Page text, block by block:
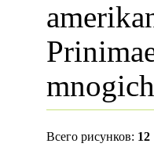
Всего рисунков: 12